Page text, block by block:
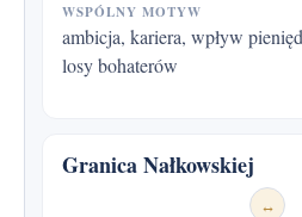
WSPÓLNY MOTYW
ambicja, kariera, wpływ pieniędzy i obraz miasta na
losy bohaterów
Granica Nałkowskiej
↔